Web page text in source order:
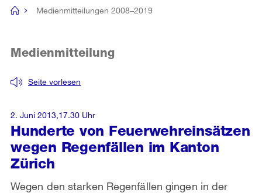
Navigation
[no
Medienmitteilungen 2008–2019
Hunderte von Feuerwehreinsätzen
wegen Regenfällen im Kanton
Zürich
Seite vorlesen
Medienmitteilung
Wegen den starken Regenfällen gingen in der
2. Juni 2013,17.30 Uhr